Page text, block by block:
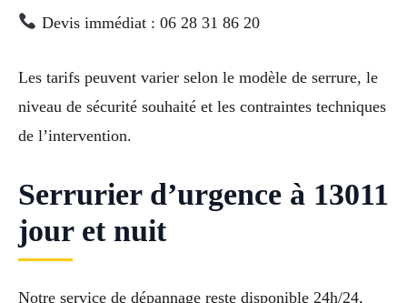
Devis immédiat : 06 28 31 86 20
Les tarifs peuvent varier selon le modèle de serrure, le
niveau de sécurité souhaité et les contraintes techniques
de l’intervention.
Serrurier d’urgence à 13011
jour et nuit
Notre service de dépannage reste disponible 24h/24,